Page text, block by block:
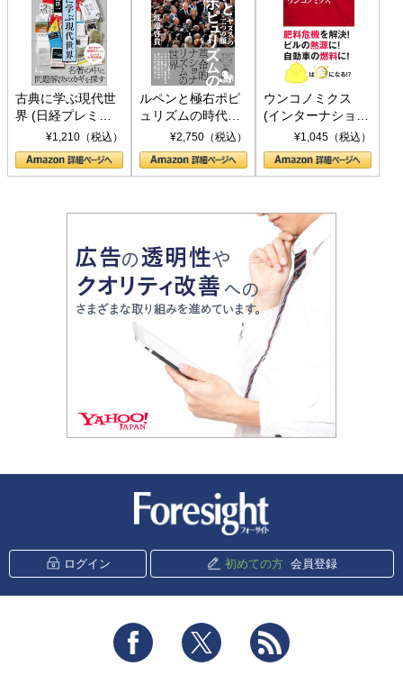
古典に学ぶ現代世
界 (日経プレミア
シリーズ)¥1,210（税込）
ルペンと極右ポピ
ュリズムの時代：
〈ヤヌス〉の二つ
の顔
¥2,750（税込）
ウンコノミクス
(インターナショナ
ル新書)¥1,045（税込）
ログイン 初めての方 会員登録
Facebook Twitter